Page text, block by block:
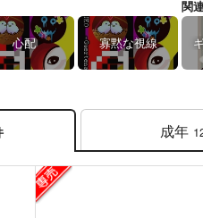
心配 寡黙な視線
関
成年